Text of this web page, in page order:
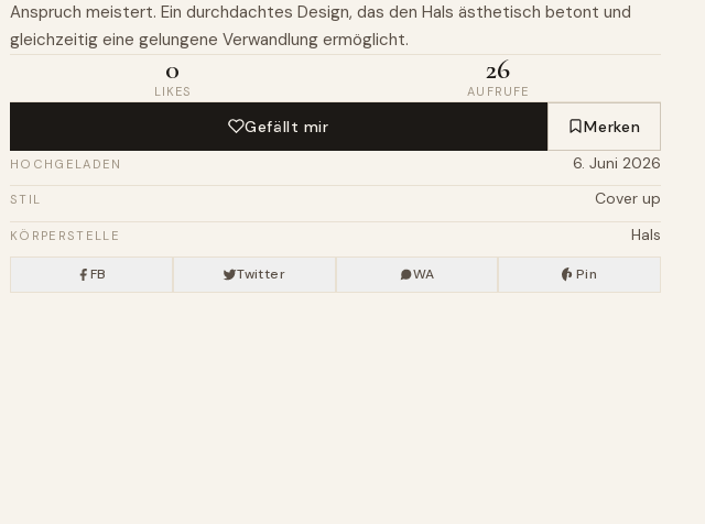
Anspruch meistert. Ein durchdachtes Design, das den Hals ästhetisch betont und
gleichzeitig eine gelungene Verwandlung ermöglicht.
0
LIKES
26
AUFRUFE
Gefällt mir Merken
HOCHGELADEN 6. Juni 2026
STIL Cover up
KÖRPERSTELLE Hals
FB Twitter WA Pin